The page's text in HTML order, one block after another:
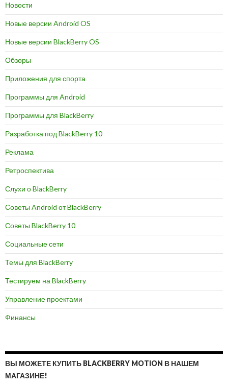
Новости
Новые версии Android OS
Новые версии BlackBerry OS
Обзоры
Приложения для спорта
Программы для Android
Программы для BlackBerry
Разработка под BlackBerry 10
Реклама
Ретроспектива
Слухи о BlackBerry
Советы Android от BlackBerry
Советы BlackBerry 10
Социальные сети
Темы для BlackBerry
Тестируем на BlackBerry
Управление проектами
Финансы
ВЫ МОЖЕТЕ КУПИТЬ BLACKBERRY MOTION В НАШЕМ
МАГАЗИНЕ!